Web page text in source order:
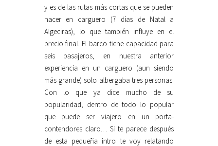
y es de las rutas más cortas que se pueden
hacer en carguero (7 días de Natal a
Algeciras), lo que también influye en el
precio final. El barco tiene capacidad para
seis pasajeros, en nuestra anterior
experiencia en un carguero (aun siendo
más grande) solo albergaba tres personas.
Con lo que ya dice mucho de su
popularidad, dentro de todo lo popular
que puede ser viajero en un porta-
contendores claro… Si te parece después
de esta pequeña intro te voy relatando